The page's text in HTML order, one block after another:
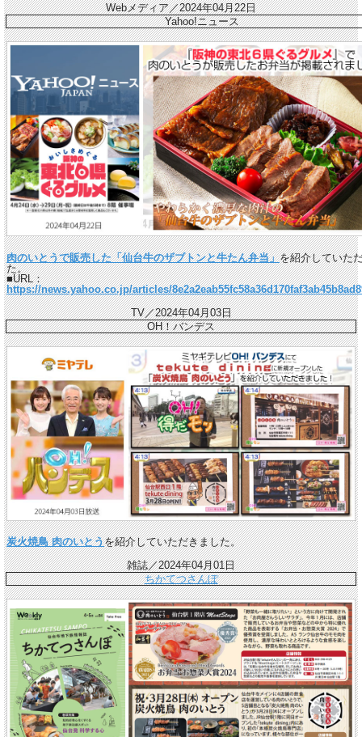
Webメディア／2024年04月22日
Yahoo!ニュース
肉のいとうで販売した「仙台牛のザブトンと牛たん弁当」を紹介していた
た。
■URL：
https://news.yahoo.co.jp/articles/
TV／2024年04月03日
OH！バンデス
炭火焼鳥 肉のいとうを紹介していただきました。
雑誌／2024年04月01日
ちかてつさんぽ